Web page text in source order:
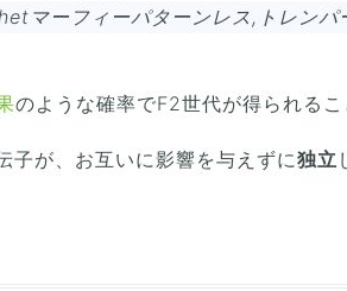
マーフィーパターンレス,トレンパ
のような確率でF2世代が得られる
子が、お互いに影響を与えずに独立